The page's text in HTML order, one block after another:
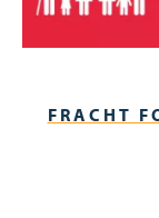
FRACHT